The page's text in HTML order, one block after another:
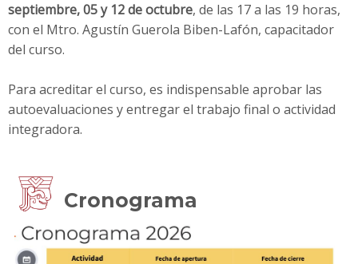
septiembre, 05 y 12 de octubre, de las 17 a las 19 horas,
con el Mtro. Agustín Guerola Biben-Lafón, capacitador
del curso.
Para acreditar el curso, es indispensable aprobar las
autoevaluaciones y entregar el trabajo final o actividad
integradora.
Cronograma